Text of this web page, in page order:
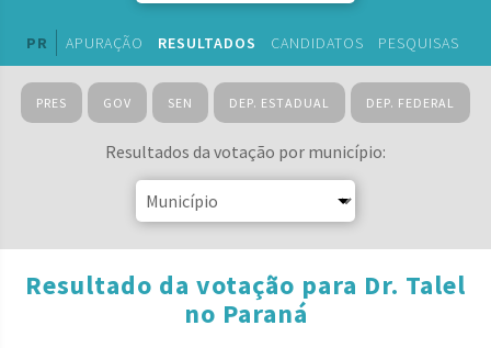
PR APURAÇÃO RESULTADOS CANDIDATOS PESQUISAS
PRES GOV SEN DEP. ESTADUAL DEP. FEDERAL
Resultados da votação por município:
Resultado da votação para Dr. Talel
no Paraná